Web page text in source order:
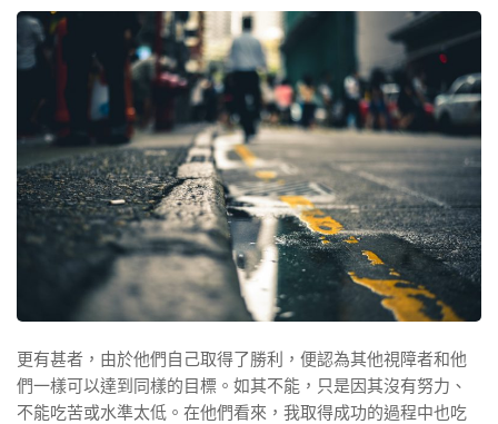
更有甚者，由於他們自己取得了勝利，便認為其他視障者和他
們一樣可以達到同樣的目標。如其不能，只是因其沒有努力、
不能吃苦或水準太低。在他們看來，我取得成功的過程中也吃